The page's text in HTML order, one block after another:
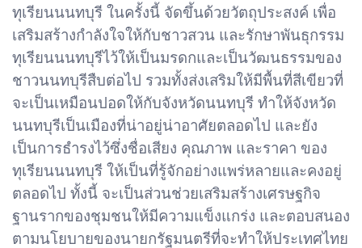
ทุเรียนนนทบุรี ในครั้งนี้ จัดขึ้นด้วยวัตถุประสงค์ เพื่อ
เสริมสร้างกำลังใจให้กับชาวสวน และรักษาพันธุกรรม
ทุเรียนนนทบุรีไว้ให้เป็นมรดกและเป็นวัฒนธรรมของ
ชาวนนทบุรีสืบต่อไป รวมทั้งส่งเสริมให้มีพื้นที่สีเขียวที่
จะเป็นเหมือนปอดให้กับจังหวัดนนทบุรี ทำให้จังหวัด
นนทบุรีเป็นเมืองที่น่าอยู่น่าอาศัยตลอดไป และยัง
เป็นการธำรงไว้ซึ่งชื่อเสียง คุณภาพ และราคา ของ
ทุเรียนนนทบุรี ให้เป็นที่รู้จักอย่างแพร่หลายและคงอยู่
ตลอดไป ทั้งนี้ จะเป็นส่วนช่วยเสริมสร้างเศรษฐกิจ
ฐานรากของชุมชนให้มีความแข็งแกร่ง และตอบสนอง
ตามนโยบายของนายกรัฐมนตรีที่จะทำให้ประเทศไทย